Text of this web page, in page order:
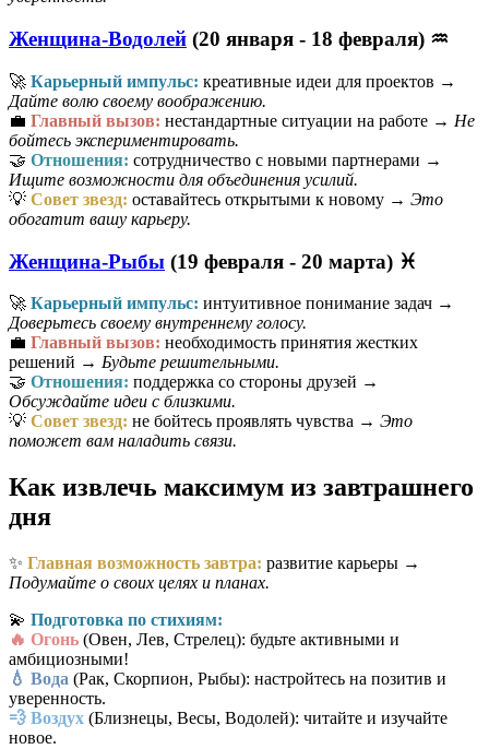
Женщина-Водолей (20 января - 18 февраля) ♒
🚀 Карьерный импульс: креативные идеи для проектов →
Дайте волю своему воображению.
💼 Главный вызов: нестандартные ситуации на работе → Не
бойтесь экспериментировать.
🤝 Отношения: сотрудничество с новыми партнерами →
Ищите возможности для объединения усилий.
💡 Совет звезд: оставайтесь открытыми к новому → Это
обогатит вашу карьеру.
Женщина-Рыбы (19 февраля - 20 марта) ♓
🚀 Карьерный импульс: интуитивное понимание задач →
Доверьтесь своему внутреннему голосу.
💼 Главный вызов: необходимость принятия жестких
решений → Будьте решительными.
🤝 Отношения: поддержка со стороны друзей →
Обсуждайте идеи с близкими.
💡 Совет звезд: не бойтесь проявлять чувства → Это
поможет вам наладить связи.
Как извлечь максимум из завтрашнего
дня
✨ Главная возможность завтра: развитие карьеры →
Подумайте о своих целях и планах.
💫 Подготовка по стихиям:
🔥 Огонь (Овен, Лев, Стрелец): будьте активными и
амбициозными!
💧 Вода (Рак, Скорпион, Рыбы): настройтесь на позитив и
уверенность.
💨 Воздух (Близнецы, Весы, Водолей): читайте и изучайте
новое.